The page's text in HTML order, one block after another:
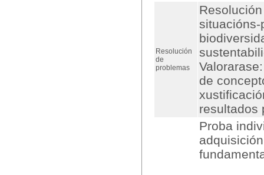
Resolución
de
problemas
situacións-
de
resultados
Proba